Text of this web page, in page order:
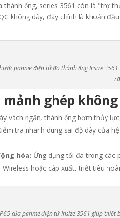
thành ống, series 3561 còn là "trợ
không dây, đây chính là khoản
panme điện tử đo thành ống Insize
mảnh ghép
vách ngăn, thành ống bơm thủy
tra nhanh dung sai độ dày của
hóa: Ứng dụng tối đa trong các
hoặc cáp xuất, triệt tiêu
của panme điện tử Insize 3561 giúp